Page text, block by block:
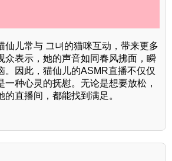
仙儿常与 그녀的猫咪互动，带来更多
众表示，她的声音如同春风拂面，瞬
。因此，猫仙儿的ASMR直播不仅仅
一种心灵的抚慰。无论是想要放松，
直播间，都能找到满足。